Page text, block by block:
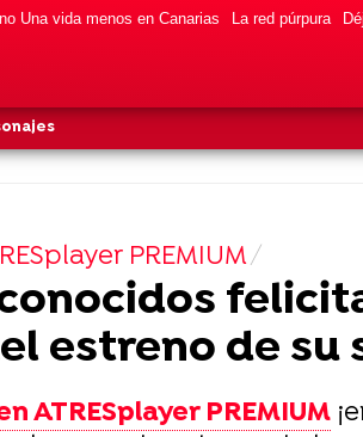
Una vida menos en Canarias La red púrpura
PREMIUM
estreno de su
ATRESplayer PREMIUM